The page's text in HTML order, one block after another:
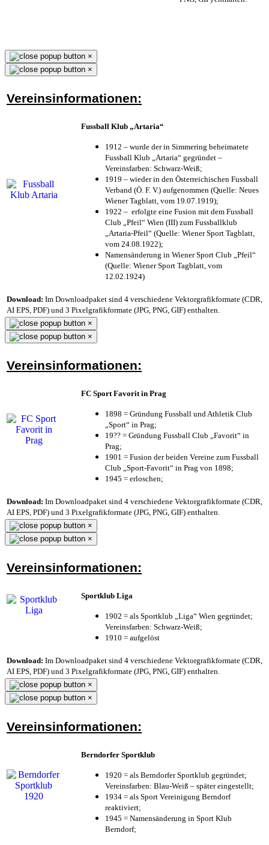
×
×
Vereinsinformationen:
Fussball Klub „Artaria“
1912 – wurde der in Simmering beheimatete
Fussball Klub „Artaria“ gegründet –
Vereinsfarben: Schwarz-Weiß;
1919 – wieder in den Österreichischen Fussball
Verband (Ö. F. V.) aufgenommen (Quelle: Neues
Wiener Tagblatt, vom 19.07.1919);
1922 – erfolgte eine Fusion mit dem Fussball
Club „Pfeil“ Wien (III) zum Fussballklub
„Artaria-Pfeil“ (Quelle: Wiener Sport Tagblatt,
vom 24.08.1922);
Namensänderung in Wiener Sport Club „Pfeil“
(Quelle: Wiener Sport Tagblatt, vom
12.02.1924)
Download: Im Downloadpaket sind 4 verschiedene Vektorgrafikformate (CDR,
AI EPS, PDF) und 3 Pixelgrafikformate (JPG, PNG, GIF) enthalten.
×
×
Vereinsinformationen:
FC Sport Favorit in Prag
1898 = Gründung Fussball und Athletik Club
„Sport“ in Prag;
19?? = Gründung Fussball Club „Favorit“ in
Prag;
1901 = Fusion der beiden Vereine zum Fussball
Club „Sport-Favorit“ in Prag von 1898;
1945 = erloschen;
Download: Im Downloadpaket sind 4 verschiedene Vektorgrafikformate (CDR,
AI EPS, PDF) und 3 Pixelgrafikformate (JPG, PNG, GIF) enthalten.
×
×
Vereinsinformationen:
Sportklub Liga
1902 = als Sportklub „Liga“ Wien gegründet;
Vereinsfarben: Schwarz-Weiß;
1910 = aufgelöst
Download: Im Downloadpaket sind 4 verschiedene Vektorgrafikformate (CDR,
AI EPS, PDF) und 3 Pixelgrafikformate (JPG, PNG, GIF) enthalten.
×
×
Vereinsinformationen:
Berndorfer Sportklub
1920 = als Berndorfer Sportklub gegründet;
Vereinsfarben: Blau-Weiß – später eingestellt;
1934 = als Sport Vereinigung Berndorf
reaktiviert;
1945 = Namensänderung in Sport Klub
Berndorf;